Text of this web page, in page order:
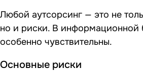
Любой аутсорсинг — это не
но и риски. В информационной
особенно чувствительны.
Основные риски